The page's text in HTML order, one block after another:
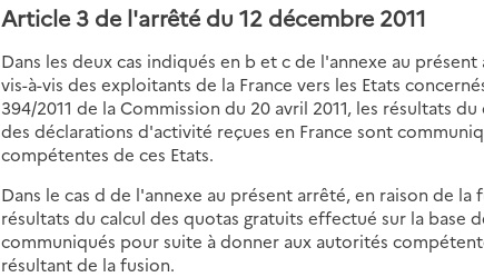
Article 3 de l'arrêté du 12 décembre 2011
Dans les deux cas indiqués en b et c de l'annexe au
vis-à-vis des exploitants de la France vers les Etats
394/2011 de la Commission du 20 avril 2011, les résultats
des déclarations d'activité reçues en France sont
compétentes de ces Etats.
Dans le cas d de l'annexe au présent arrêté, en raison de
résultats du calcul des quotas gratuits effectué sur la base
communiqués pour suite à donner aux autorités
résultant de la fusion.